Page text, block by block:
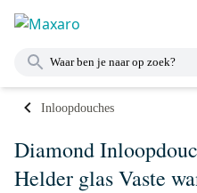
Inloopdouches
Diamond
Helder glas Vaste